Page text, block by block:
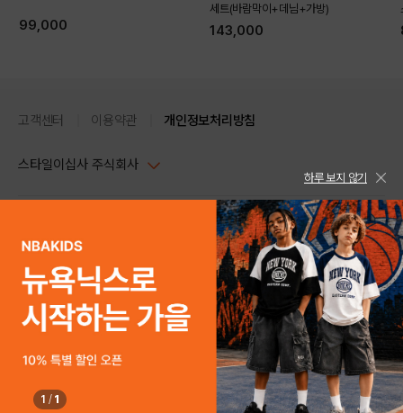
99,000
세트(바람막이+데님+가방)
143,000
고객센터 이용약관 개인정보처리방침
스타일이십사 주식회사
주소 : 서울시 강남구 논현로 633, 6층 (논현동, 한세엠케이빌딩)
사업자등록번호 : 116-81-32499
통신판매업신고번호 : 제 2024-서울강남-04239
호스팅 서비스 : 스타일이십사㈜
고객센터 1544-5336(평일 09:00~ 18:00 토/일/공휴일 휴무)
스타일24 고객센터 1544-5336
평일 09:00~ 18:00 (토/일/공휴일 휴무)
help Email : help@style24.com
COPYRIGHTⓒ2021 STYLE24 ALL RIGHTS RESERVED.
하루 보지 않기
1 / 1